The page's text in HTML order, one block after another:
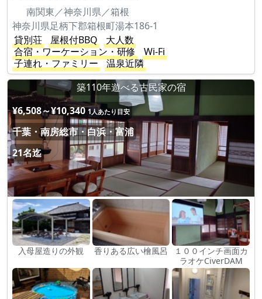
南関東／神奈川県／箱根
神奈川県足柄下郡箱根町湯本186-1
貸別荘
屋根付BBQ
大人数
合宿・ワーケーション・研修
Wi-Fi
子連れ・ファミリー
温泉近隣
築110年遊べる古民家の宿
¥6,508～¥10,340 1人あたり目安
千葉・南房総市・白浜・富浦
21名迄
入母屋造りの外観 香りある広い檜風呂
１００インチ画面カ
ラオケCiverDAM